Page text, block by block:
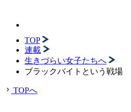
TOP
連載
生きづらい女子たちへ
ブラックバイトという戦場
TOPへ